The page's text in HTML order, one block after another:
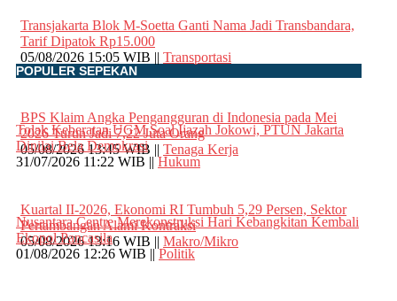
Transjakarta Blok M-Soetta Ganti Nama Jadi Transbandara,
Tarif Dipatok Rp15.000
05/08/2026 15:05 WIB || Transportasi
BPS Klaim Angka Pengangguran di Indonesia pada Mei
2026 Turun Jadi 7,22 Juta Orang
05/08/2026 13:45 WIB || Tenaga Kerja
Kuartal II-2026, Ekonomi RI Tumbuh 5,29 Persen, Sektor
Pertambangan Alami Kontraksi
05/08/2026 13:16 WIB || Makro/Mikro
POPULER SEPEKAN
Tolak Keberatan UGM Soal Ijazah Jokowi, PTUN Jakarta
Dinilai Bela Demokrasi
31/07/2026 11:22 WIB ||Hukum
Nusantara Centre Merekonstruksi Hari Kebangkitan Kembali
Ekopol Pancasila
01/08/2026 12:26 WIB ||Politik